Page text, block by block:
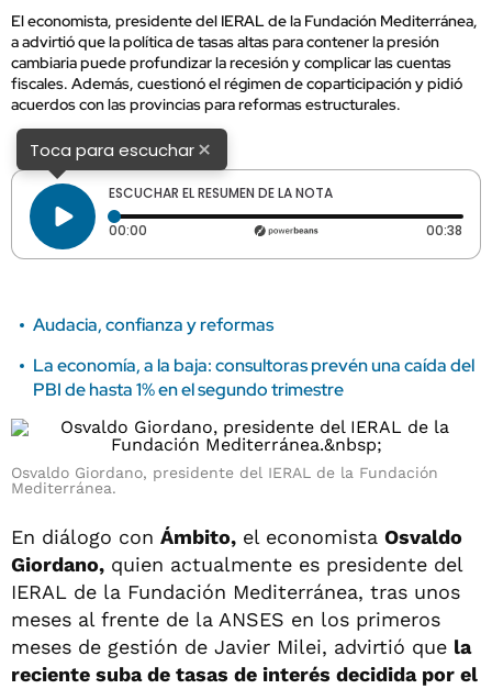
El economista, presidente del IERAL de la Fundación Mediterránea,
a advirtió que la política de tasas altas para contener la presión
cambiaria puede profundizar la recesión y complicar las cuentas
fiscales. Además, cuestionó el régimen de coparticipación y pidió
acuerdos con las provincias para reformas estructurales.
Toca para escuchar×
ESCUCHAR EL RESUMEN DE LA NOTA
00:00 Tiempo transcurrido: 0 segundos 00:38
Audacia, confianza y reformas
La economía, a la baja: consultoras prevén una caída del
PBI de hasta 1% en el segundo trimestre
Osvaldo Giordano, presidente del IERAL de la Fundación
Mediterránea.
En diálogo con Ámbito, el economista Osvaldo
Giordano, quien actualmente es presidente del
IERAL de la Fundación Mediterránea, tras unos
meses al frente de la ANSES en los primeros
meses de gestión de Javier Milei, advirtió que la
reciente suba de tasas de interés decidida por el